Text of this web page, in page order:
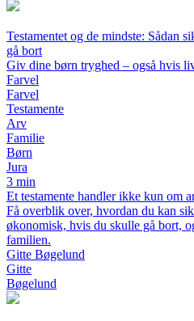
Testamentet og de mindste: Sådan
gå bort
Giv dine børn tryghed – også hvis
Farvel
Farvel
Testamente
Arv
Familie
Børn
Jura
3 min
Et testamente handler ikke kun om
Få overblik over, hvordan du kan
økonomisk, hvis du skulle gå bort,
familien.
Gitte Bøgelund
Gitte
Bøgelund